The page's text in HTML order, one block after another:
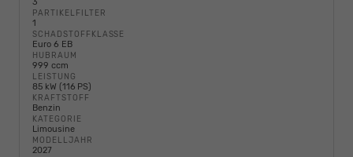
3
PARTIKELFILTER
1
SCHADSTOFFKLASSE
Euro 6 EB
HUBRAUM
999 ccm
LEISTUNG
85 kW (116 PS)
KRAFTSTOFF
Benzin
KATEGORIE
Limousine
MODELLJAHR
2027